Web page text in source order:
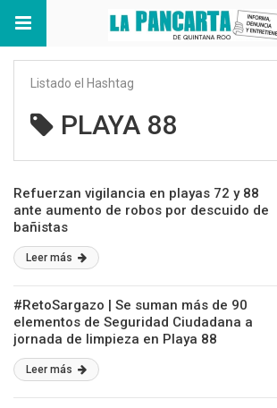
Listado el Hashtag
PLAYA 88
Refuerzan vigilancia en playas 72 y 88
ante aumento de robos por descuido de
bañistas
Leer más
#RetoSargazo | Se suman más de 90
elementos de Seguridad Ciudadana a
jornada de limpieza en Playa 88
Leer más